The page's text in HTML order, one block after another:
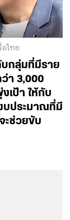
ไทย
บกลุ่มที่มีราย
า 3,000
เป้า ให้กับ
บประมาณที่มี
ะช่วยขับ